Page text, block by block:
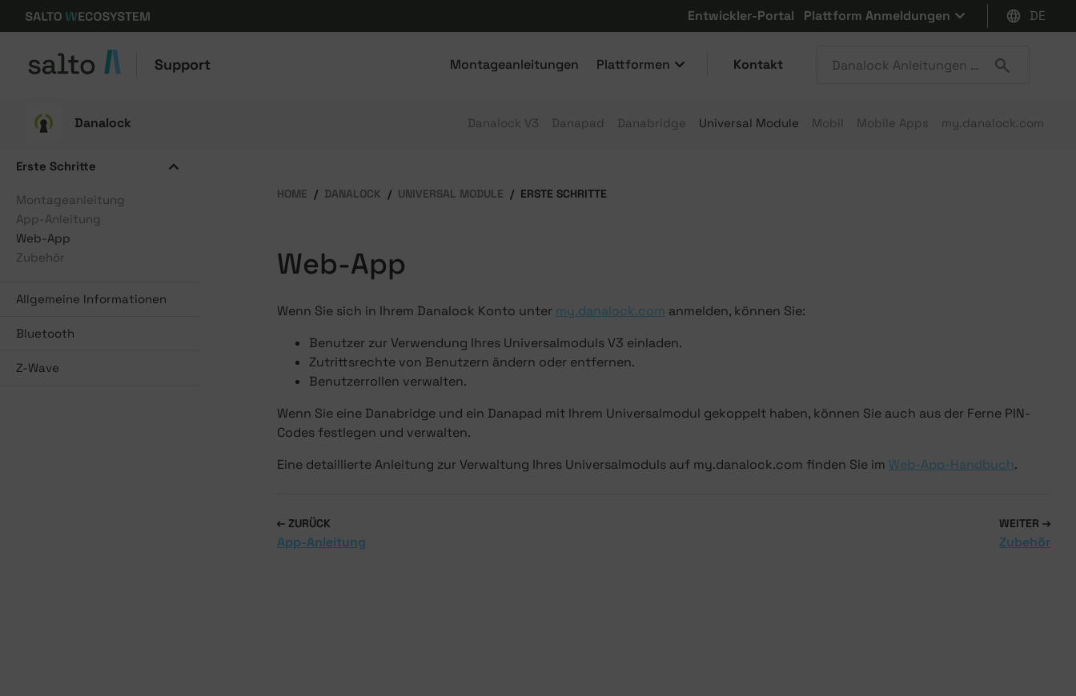
Entwickler-Portal Plattform Anmeldungen DE
Support Montageanleitungen Plattformen Kontakt
Danalock Danalock V3 Danapad Danabridge Universal Module Mobil Mobile Apps my.danalock.com
HOME DANALOCK UNIVERSAL MODULE ERSTE SCHRITTE
Web-App
Wenn Sie sich in Ihrem Danalock Konto unter my.danalock.com anmelden, können Sie:
Benutzer zur Verwendung Ihres Universalmoduls V3 einladen.
Zutrittsrechte von Benutzern ändern oder entfernen.
Benutzerrollen verwalten.
Wenn Sie eine Danabridge und ein Danapad mit Ihrem Universalmodul gekoppelt haben, können Sie auch aus der Ferne PIN-
Codes festlegen und verwalten.
Eine detaillierte Anleitung zur Verwaltung Ihres Universalmoduls auf my.danalock.com finden Sie im Web-App-Handbuch.
ZURÜCK
App-Anleitung
WEITER
Zubehör
Erste Schritte
Montageanleitung
App-Anleitung
Web-App
Zubehör
Allgemeine Informationen
Bluetooth
Z-Wave